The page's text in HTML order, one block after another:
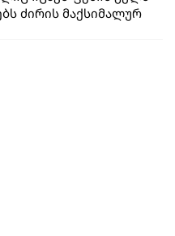
ძირის მაქსიმალურ